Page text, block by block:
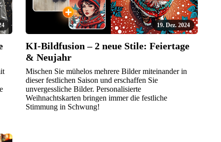
19. Dez. 2024
KI-Bildfusion – 2 neue Stile: Feiertage
& Neujahr
Mischen Sie mühelos mehrere Bilder miteinander in
dieser festlichen Saison und erschaffen Sie
unvergessliche Bilder. Personalisierte
Weihnachtskarten bringen immer die festliche
Stimmung in Schwung!